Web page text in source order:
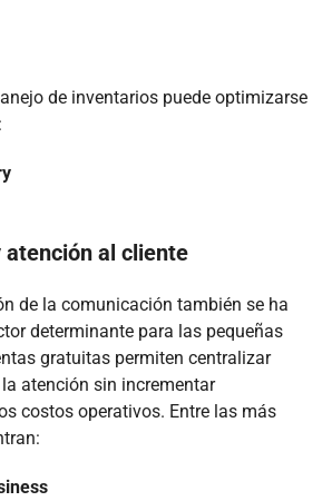
de inventarios puede optimizarse
atención al cliente
de la comunicación también se ha
determinante para las pequeñas
gratuitas permiten centralizar
atención sin incrementar
costos operativos. Entre las más